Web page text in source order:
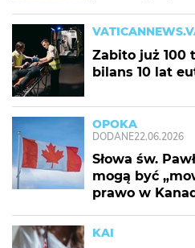
Zabito już 100
bilans 10 lat
OPOKA
DODANE22.06.2026
Słowa św.
mogą być
prawo w
KAI